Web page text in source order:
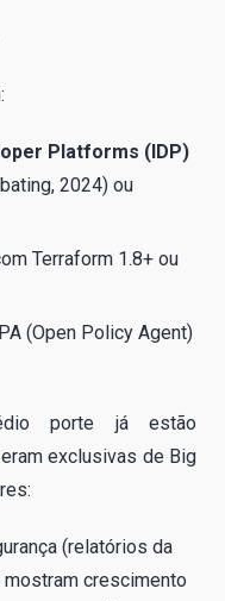
Platforms (IDP)
2024) ou
Terraform 1.8+ ou
(Open Policy Agent)
porte já estão
exclusivas de Big
(relatórios da
crescimento